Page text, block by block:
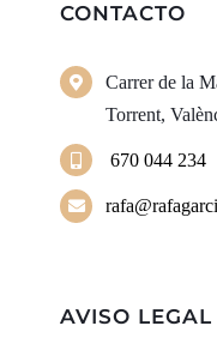
CONTACTO
Carrer de la
Torrent,
670 044 234
AVISO LEGAL